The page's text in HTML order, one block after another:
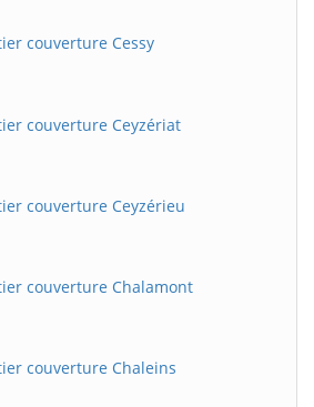
couverture Cessy
couverture Ceyzériat
couverture Ceyzérieu
couverture Chalamont
couverture Chaleins